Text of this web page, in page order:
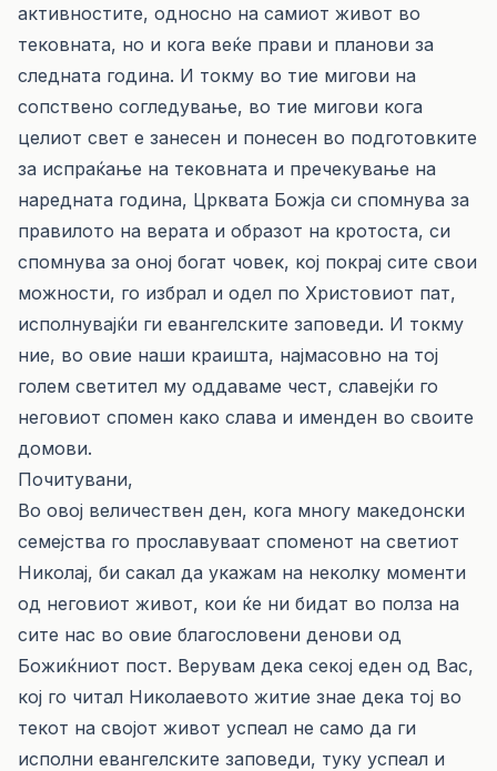
активностите, односно на самиот живот во
тековната, но и кога веќе прави и планови за
следната година. И токму во тие мигови на
сопствено согледување, во тие мигови кога
целиот свет е занесен и понесен во подготовките
за испраќање на тековната и пречекување на
наредната година, Црквата Божја си спомнува за
правилото на верата и образот на кротоста, си
спомнува за оној богат човек, кој покрај сите свои
можности, го избрал и одел по Христовиот пат,
исполнувајќи ги евангелските заповеди. И токму
ние, во овие наши краишта, најмасовно на тој
голем светител му оддаваме чест, славејќи го
неговиот спомен како слава и именден во своите
домови.
Почитувани,
Во овој величествен ден, кога многу македонски
семејства го прославуваат споменот на светиот
Николај, би сакал да укажам на неколку моменти
од неговиот живот, кои ќе ни бидат во полза на
сите нас во овие благословени денови од
Божиќниот пост. Верувам дека секој еден од Вас,
кој го читал Николаевото житие знае дека тој во
текот на својот живот успеал не само да ги
исполни евангелските заповеди, туку успеал и